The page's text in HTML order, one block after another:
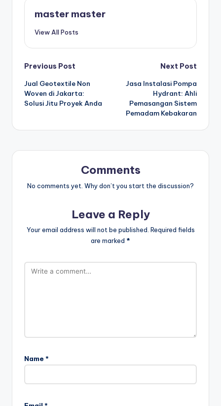
master master
View All Posts
Post
navigation
Previous Post
Jual Geotextile Non
Woven di Jakarta:
Solusi Jitu Proyek Anda
Next Post
Jasa Instalasi Pompa
Hydrant: Ahli
Pemasangan Sistem
Pemadam Kebakaran
Comments
No comments yet. Why don’t you start the discussion?
Leave a Reply
Your email address will not be published. Required fields
are marked *
Name *